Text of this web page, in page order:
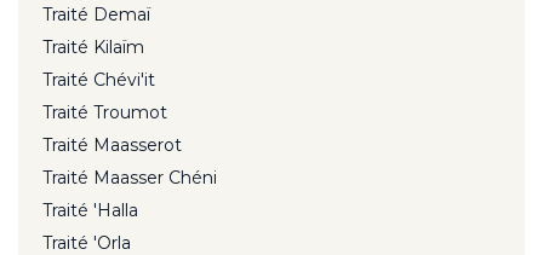
Traité Demaï
Traité Kilaïm
Traité Chévi'it
Traité Troumot
Traité Maasserot
Traité Maasser Chéni
Traité 'Halla
Traité 'Orla